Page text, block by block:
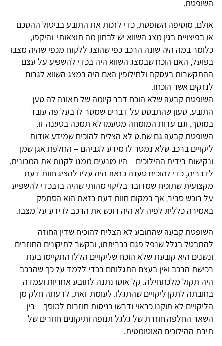
השופטת.
אולם, מוסיפה השופטת, כדי לזכות את התובע בביטול ההסכם
או בפיצויים בגין מצג השווא יש לבחון מה תוצאותיו והיקפו,
כלומר במה היה שונה הרכב כפי שהוצג ללקוח מכפי שהיה מצבו
בפועל, האם הוכח שבמצג השווא היה בכדי להשפיע על עצם
ההתקשרות בעסקה ולחילופין האם היה במצג השווא לגרום
לנזקים אשר הוכחו.
השופטת קבעה שלא הוכח דבר קיומה של תאונה לה טען
התובע, טעון שהתבסס על דברים שמסר לו בעל פה עובד
במוסך, וגם עדות המומחה מטעמו לא תמכה בטענה זו.
השופטת קבעה גם שח.ט לא הצליח להוכיח שמידע אודות
ליקויים ברכב שלא נמסר לו מידע לגביהם – החלפת אגן שמן
ונקישות בידית ההילוכים – היו מונעים ממנו לקנות את המכונית.
לדבריה, כדי להוכיח טענה כזאת היה עליו להציג חוות דעת
מקצועית שתוכיח שמדובר בליקוי מהותי שהיה בו בכדי להשפיע
על רוכש סביר, אך במקום חוות דעת כזאת הוא הסתפק
באמירה כללית לפיה לא היה רוכש את הרכב לו ידע על מצבו.
השופטת קבעה שהתובע לא הצליח להוכיח שדין החוזה
להתבטל בגלל שנפל פגם בכריתתו, ובקשר לתיקונים החוזרים
ונשנים היא קובעת שלא הוכח שליקויים הללו התקיימו בעת
רכישת הרכב ואין בעצם התגלותם בכדי ללמד על כך שהרכב
היה תקול מלכתחילה. קל אוטו נתנה לתובע אחריות ועמדה
בחובתה לתקן ליקויים שהתגלו. לעומת זאת, לדעתה חלק מן
הליקויים לא תוקנו כראוי ודרשו כניסות חוזרות למוסך – בין
השאר החלפה חוזרת של גלגל תנופה ותיקונים חוזרים של
תיבת ההילוכים האוטומטית.